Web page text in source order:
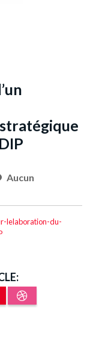
Aucun
lelaboration-du-